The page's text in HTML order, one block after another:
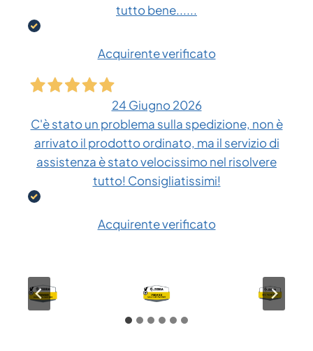
tutto bene......
Acquirente verificato
24 Giugno 2026
C'è stato un problema sulla spedizione, non è
arrivato il prodotto ordinato, ma il servizio di
assistenza è stato velocissimo nel risolvere
tutto! Consigliatissimi!
Acquirente verificato